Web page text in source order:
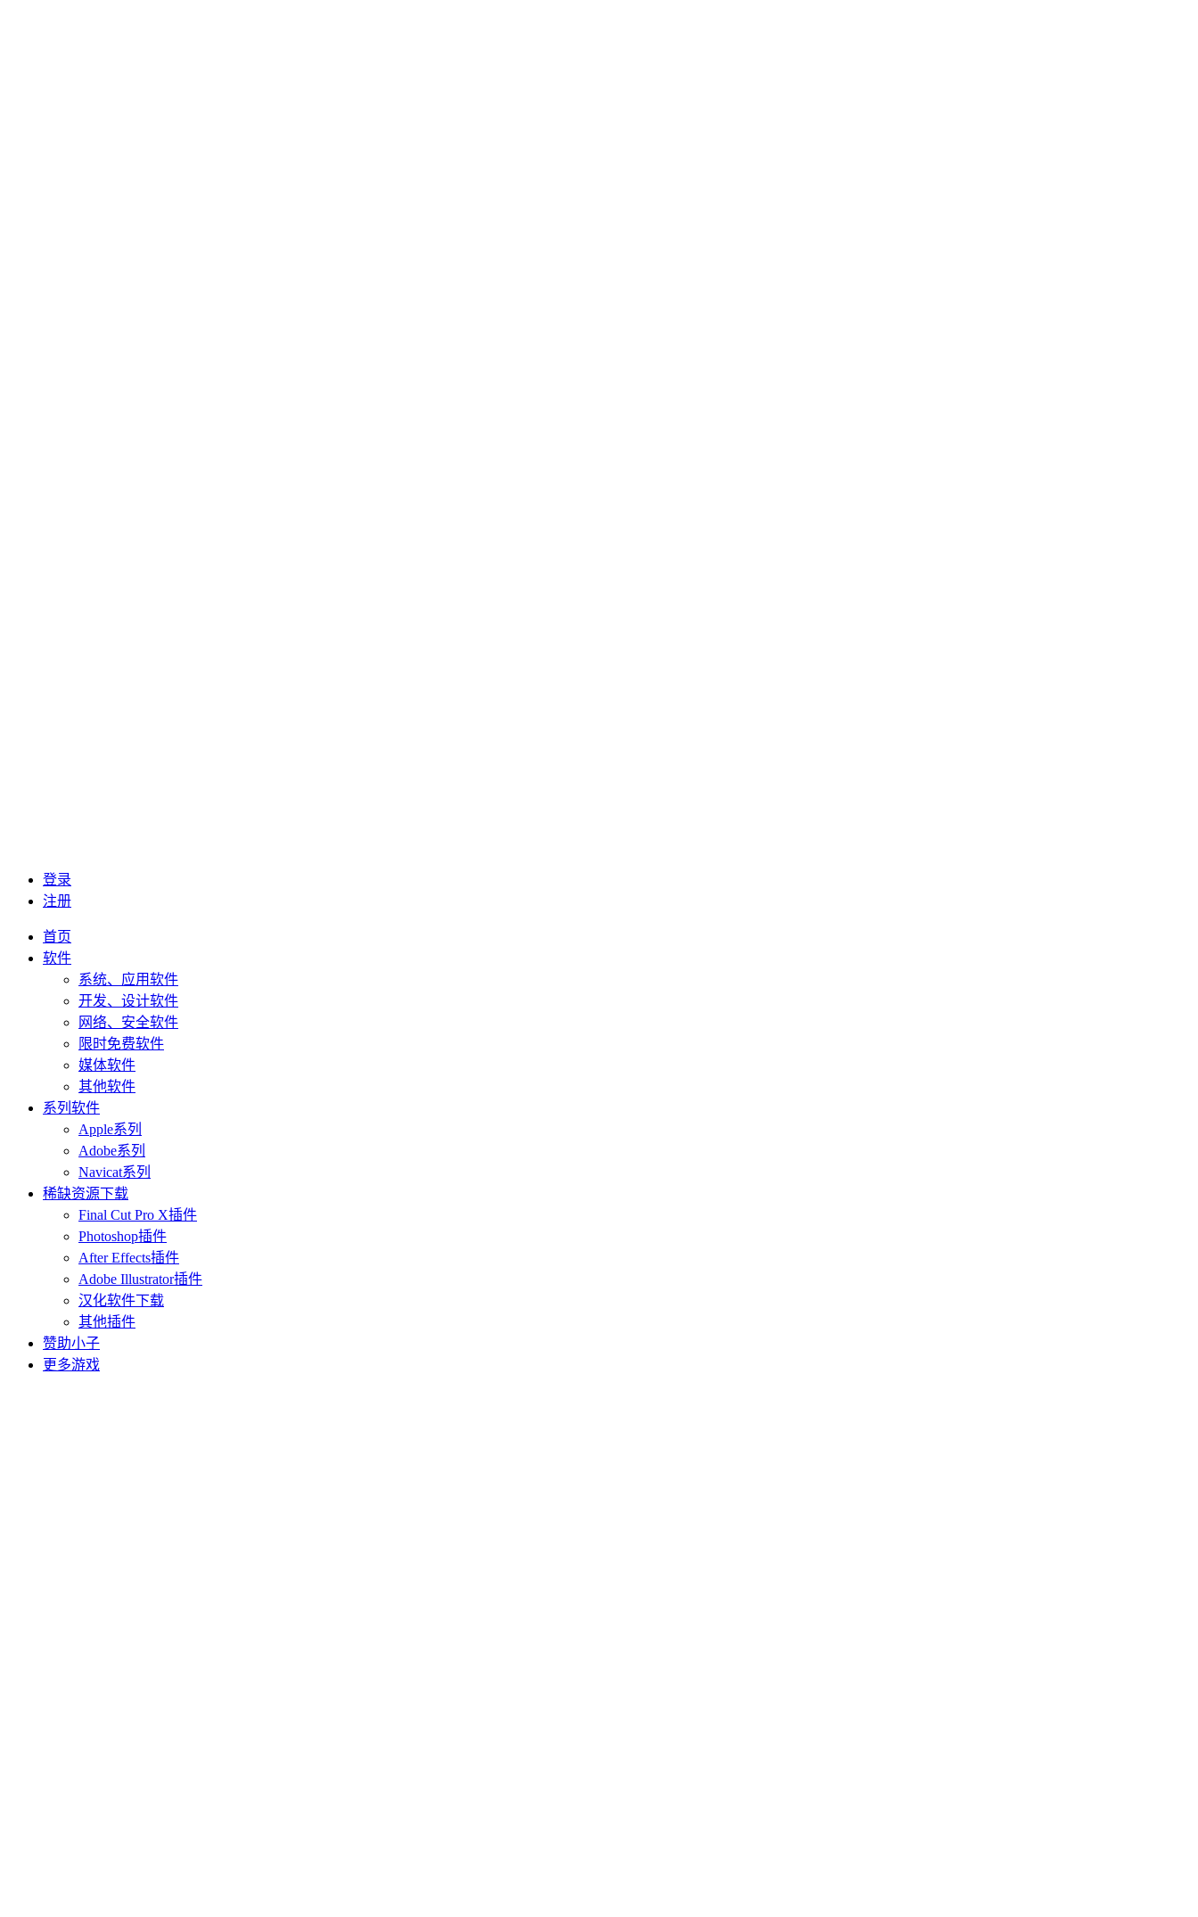
登录
注册
首页
软件
系统、应用软件
开发、设计软件
网络、安全软件
限时免费软件
媒体软件
其他软件
系列软件
Apple系列
Adobe系列
Navicat系列
稀缺资源下载
Final Cut Pro X插件
Photoshop插件
After Effects插件
Adobe Illustrator插件
汉化软件下载
其他插件
赞助小子
更多游戏